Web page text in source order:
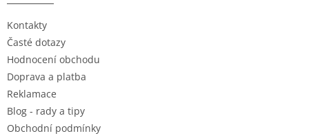
Kontakty
Časté dotazy
Hodnocení obchodu
Doprava a platba
Reklamace
Blog - rady a tipy
Obchodní podmínky